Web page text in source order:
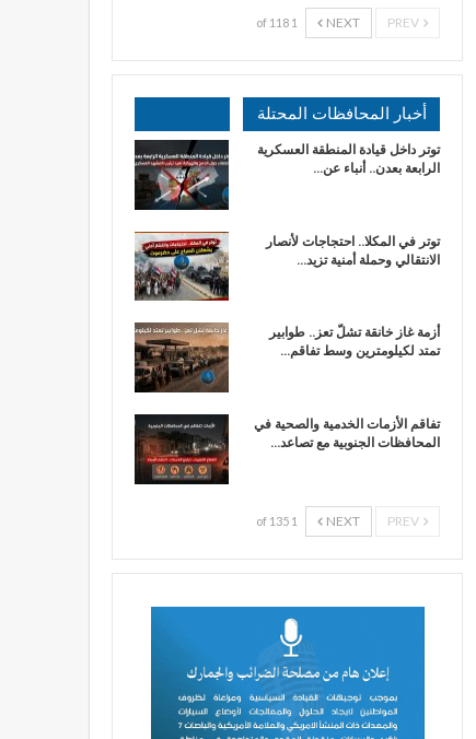
NEXT
1 of 118
أخبار المحافظات المحتلة
توتر داخل قيادة المنطقة العسكرية
الرابعة بعدن.. أنباء عن…
توتر في المكلا.. احتجاجات لأنصار
الانتقالي وحملة أمنية تزيد…
أزمة غاز خانقة تشلّ تعز.. طوابير
تمتد لكيلومترين وسط تفاقم…
تفاقم الأزمات الخدمية والصحية في
المحافظات الجنوبية مع تصاعد…
NEXT
1 of 135